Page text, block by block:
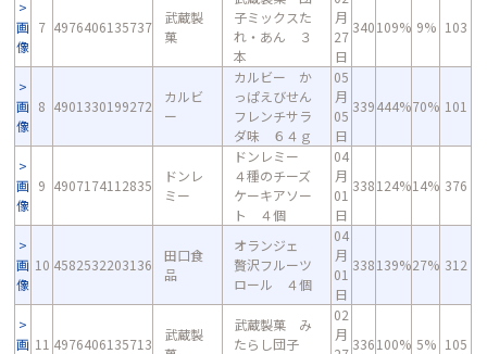
画
像
7 4976406135737
武蔵製
菓
子ミックスた
れ・あん ３
本
月
27
日
340109% 9% 103
画
像
8 4901330199272
カルビ
ー
カルビー か
っぱえびせん
フレンチサラ
ダ味 ６４ｇ
05
月
05
日
339444%70% 101
画
像
9 4907174112835
ドンレ
ミー
ドンレミー
４種のチーズ
ケーキアソー
ト ４個
04
月
01
日
338124%14% 376
画
像
10 4582532203136
田口食
品
オランジェ
贅沢フルーツ
ロール ４個
04
月
01
日
338139%27% 312
画 11 4976406135713
武蔵製
武蔵製菓 み
たらし団子
02
月
336100% 5% 105